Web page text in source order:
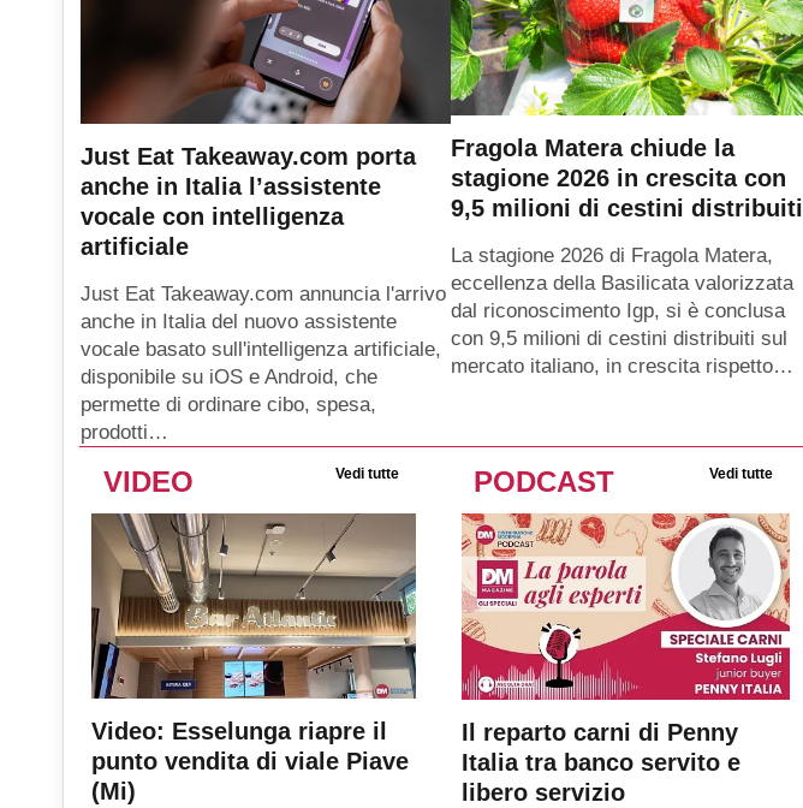
Just Eat Takeaway.com porta
anche in Italia l’assistente
vocale con intelligenza
artificiale
Just Eat Takeaway.com annuncia l'arrivo
anche in Italia del nuovo assistente
vocale basato sull'intelligenza artificiale,
disponibile su iOS e Android, che
permette di ordinare cibo, spesa,
prodotti…
Fragola Matera chiude la
stagione 2026 in crescita con
9,5 milioni di cestini distribuiti
La stagione 2026 di Fragola Matera,
eccellenza della Basilicata valorizzata
dal riconoscimento Igp, si è conclusa
con 9,5 milioni di cestini distribuiti sul
mercato italiano, in crescita rispetto…
VIDEO Vedi tutte
Video: Esselunga riapre il
punto vendita di viale Piave
(Mi)
PODCAST Vedi tutte
Il reparto carni di Penny
Italia tra banco servito e
libero servizio